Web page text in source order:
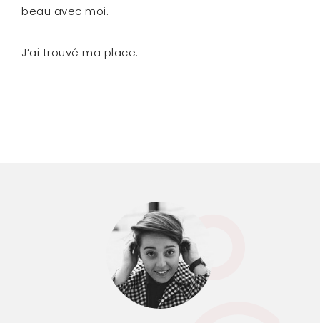
beau avec moi.
J’ai trouvé ma place.